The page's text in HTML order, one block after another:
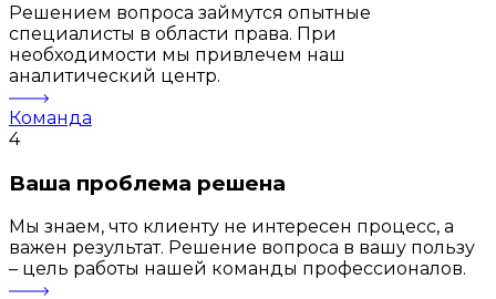
Решением вопроса займутся опытные
специалисты в области права. При
необходимости мы привлечем наш
аналитический центр.
Команда
4
Ваша проблема решена
Мы знаем, что клиенту не интересен процесс, а
важен результат. Решение вопроса в вашу пользу
– цель работы нашей команды профессионалов.